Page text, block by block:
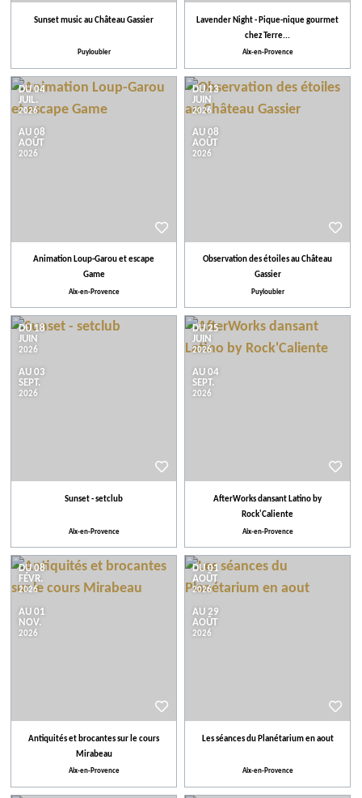
Sunset music au Château Gassier
Puyloubier
Lavender Night - Pique-nique gourmet
chez Terre...
Aix-en-Provence
DU 04
JUIL.
2026
AU 08
AOÛT
2026
Animation Loup-Garou et escape
Game
Aix-en-Provence
DU 13
JUIN
2026
AU 08
AOÛT
2026
Observation des étoiles au Château
Gassier
Puyloubier
DU 18
JUIN
2026
AU 03
SEPT.
2026
Sunset - setclub
Aix-en-Provence
DU 25
JUIN
2026
AU 04
SEPT.
2026
AfterWorks dansant Latino by
Rock'Caliente
Aix-en-Provence
DU 08
FÉVR.
2026
AU 01
NOV.
2026
Antiquités et brocantes sur le cours
Mirabeau
Aix-en-Provence
DU 01
AOÛT
2026
AU 29
AOÛT
2026
Les séances du Planétarium en aout
Aix-en-Provence